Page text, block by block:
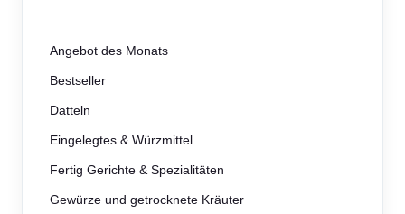
Angebot des Monats
Bestseller
Datteln
Eingelegtes & Würzmittel
Fertig Gerichte & Spezialitäten
Gewürze und getrocknete Kräuter